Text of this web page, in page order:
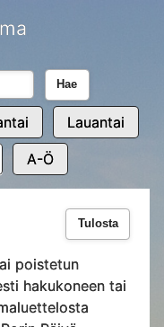
Hae
Lauantai
A-Ö
Tulosta
poistetun
hakukoneen tai